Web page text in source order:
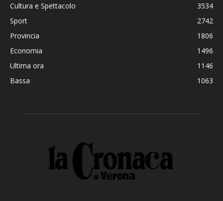
Cultura e Spettacolo
3534
Sport
2742
Provincia
1806
Economia
1496
Ultima ora
1146
Bassa
1063